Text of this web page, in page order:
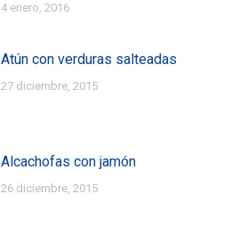
4 enero, 2016
Atún con verduras salteadas
27 diciembre, 2015
Alcachofas con jamón
26 diciembre, 2015